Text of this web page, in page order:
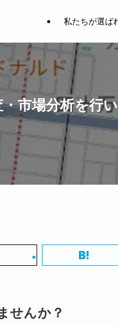
私たちが選ば
市場分析を行
せんか？